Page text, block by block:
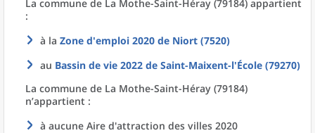
La commune de La Mothe-Saint-Héray (79184) appartient
:
à la Zone d'emploi 2020 de Niort (7520)
au Bassin de vie 2022 de Saint-Maixent-l'École (79270)
La commune de La Mothe-Saint-Héray (79184)
n’appartient :
à aucune Aire d'attraction des villes 2020